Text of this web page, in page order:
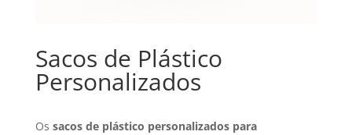
Sacos de Plástico
Personalizados
Os sacos de plástico personalizados para